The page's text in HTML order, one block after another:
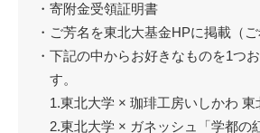
・寄附金受領証明書
・ご芳名を東北大基金HPに掲載（ご
・下記の中からお好きなものを1つ
す。
1.東北大学 × 珈琲工房いしかわ 東
2.東北大学 × ガネッシュ「学都の